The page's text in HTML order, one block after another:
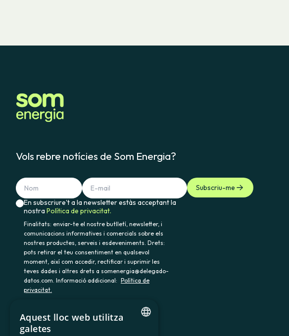
Vols rebre notícies de Som Energia?
Subscriu-me
En subscriure't a la newsletter estàs acceptant la
nostraPolítica de privacitat.
Finalitats: enviar-te el nostre butlletí, newsletter, i
comunicacions informatives i comercials sobre els
nostres productes, serveis i esdeveniments. Drets:
pots retirar el teu consentiment en qualsevol
moment, així com accedir, rectificar i suprimir les
teves dades i altres drets a somenergia@delegado-
datos.com. Informació addicional: Política de
privacitat.
Aquest lloc web utilitza
galetes